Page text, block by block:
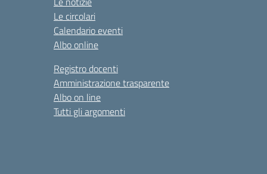
Le circolari
Calendario eventi
Albo online
Registro docenti
Amministrazione trasparente
Albo on line
Tutti gli argomenti